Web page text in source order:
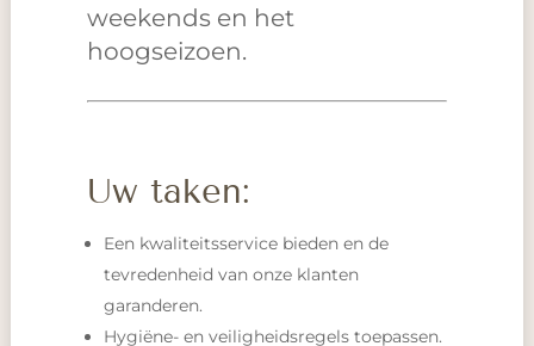
weekends en het
hoogseizoen.
Uw taken:
Een kwaliteitsservice bieden en de
tevredenheid van onze klanten
garanderen.
Hygiëne- en veiligheidsregels toepassen.